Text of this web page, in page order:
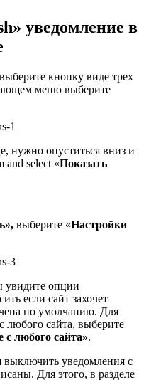
уведомление в
кнопку виде трех
меню выберите
нужно опуститься вниз и
and select «Показать
выберите «Настройки
увидите опции
если сайт захочет
по умолчанию. Для
любого сайта, выберите
с любого сайта».
выключить уведомления с
Для этого, в разделе